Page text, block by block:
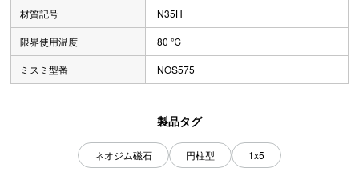
材質記号 N35H
限界使用温度 80 ℃
ミスミ型番 NOS575
製品タグ
ネオジム磁石 円柱型 1x5